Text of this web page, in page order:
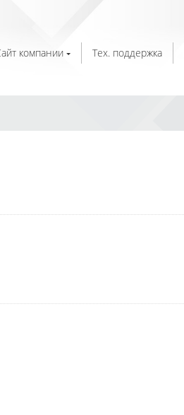
компании Тех. поддержка